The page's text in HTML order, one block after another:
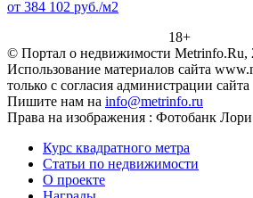
от 384 102 руб./м2
18+
© Портал о недвижимости Metrinfo.Ru,
Использование материалов сайта
только с согласия администрации сайта
Пишите нам на info@metrinfo.ru
Права на изображения : Фотобанк Лори
Курс квадратного метра
Статьи по недвижимости
О проекте